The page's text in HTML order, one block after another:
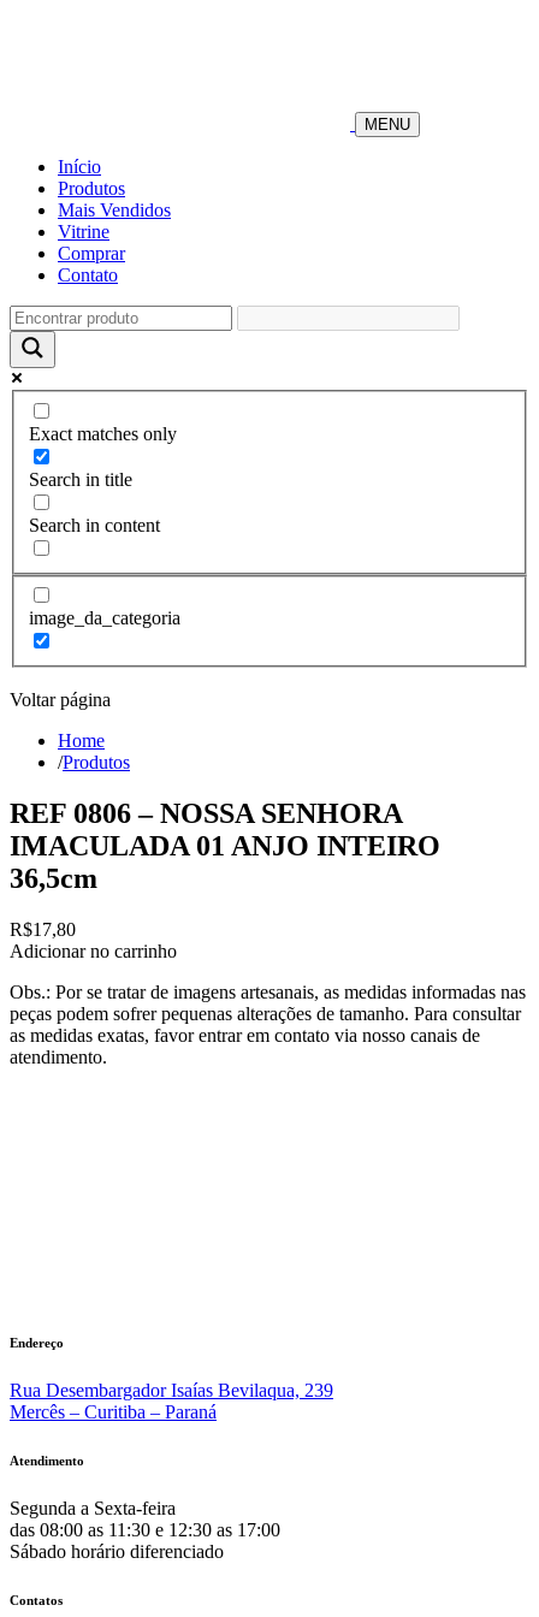
MENU
Início
Produtos
Mais Vendidos
Vitrine
Comprar
Contato
Exact matches only
Search in title
Search in content
image_da_categoria
Voltar página
Home
/Produtos
REF 0806 – NOSSA SENHORA
IMACULADA 01 ANJO INTEIRO
36,5cm
R$17,80
Adicionar no carrinho
Obs.: Por se tratar de imagens artesanais, as medidas informadas nas
peças podem sofrer pequenas alterações de tamanho. Para consultar
as medidas exatas, favor entrar em contato via nosso canais de
atendimento.
Endereço
Rua Desembargador Isaías Bevilaqua, 239
Mercês – Curitiba – Paraná
Atendimento
Segunda a Sexta-feira
das 08:00 as 11:30 e 12:30 as 17:00
Sábado horário diferenciado
Contatos